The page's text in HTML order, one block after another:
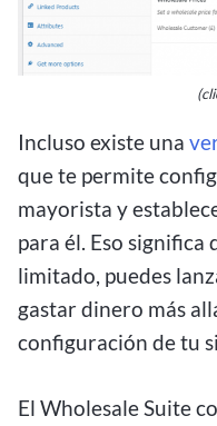
Incluso existe una
que te permite
mayorista y
para él. Eso significa
limitado, puedes
gastar dinero más
configuración de tu
El Wholesale Suite